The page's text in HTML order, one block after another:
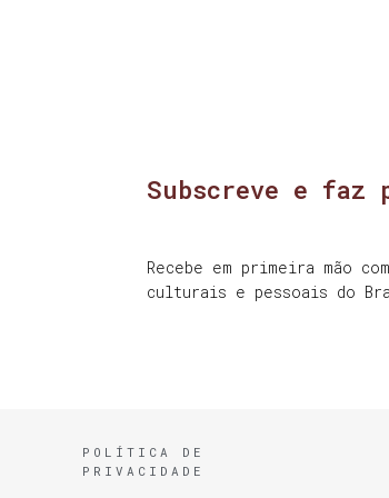
Subscreve e faz
Recebe em primeira mão
culturais e pessoais do
POLÍTICA DE
PRIVACIDADE